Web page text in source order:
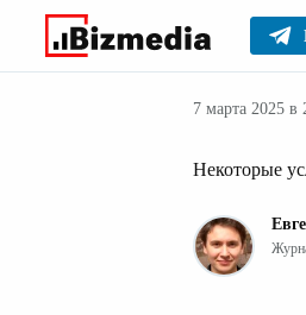
Главное
7 марта 2025 в
Некоторые